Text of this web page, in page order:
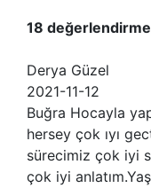
18
Derya Güzel
2021-11-12
Buğra Hocayla
hersey çok ıyı
sürecimiz çok iyi
çok iyi